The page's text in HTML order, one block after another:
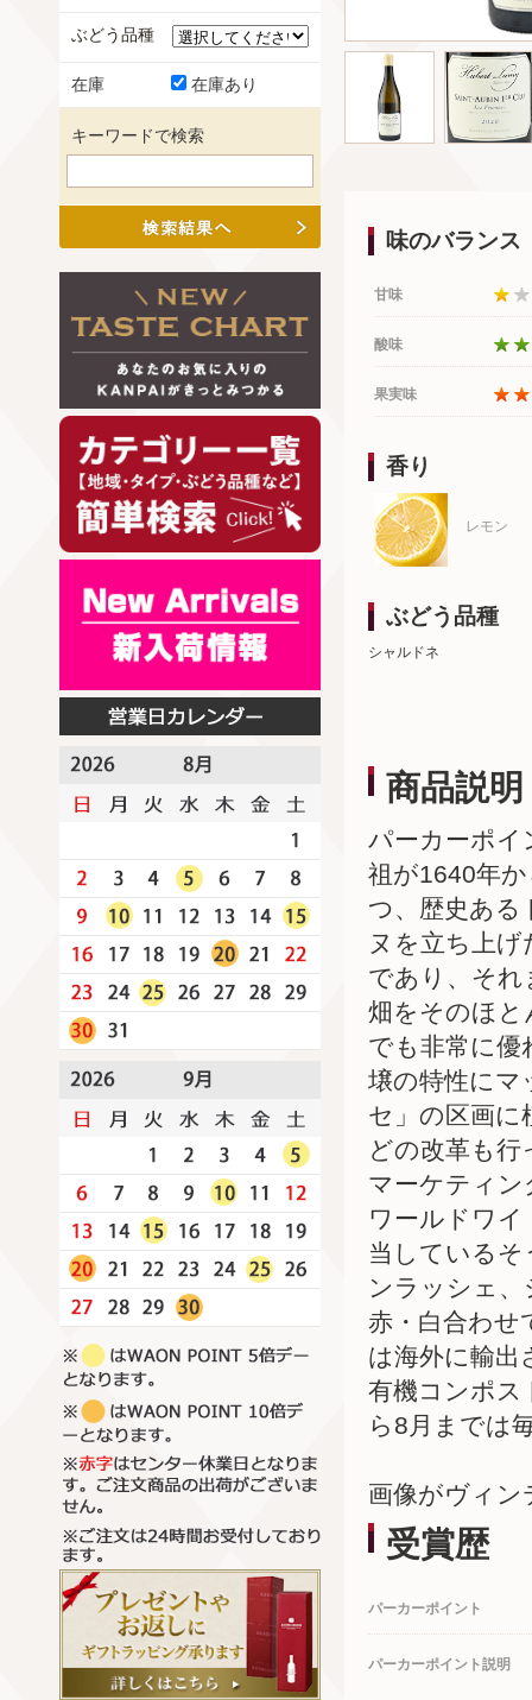
味のバランス
甘味
酸味
果実味
香り
レモン
ぶどう品種
シャルドネ
商品説明
パーカーポイ
祖が1640年
つ、歴史ある
ヌを立ち上
であり、それ
畑をそのほと
でも非常に
壌の特性にマ
セ」の区画
どの改革も
マーケティ
ワールドワイ
当している
ンラッシェ
赤・白合わせ
は海外に輸出
有機コンポス
ら8月までは
画像がヴィン
受賞歴
パーカーポイント
パーカーポイント説明
ぶどう品種
在庫 在庫あり
キーワードで検索